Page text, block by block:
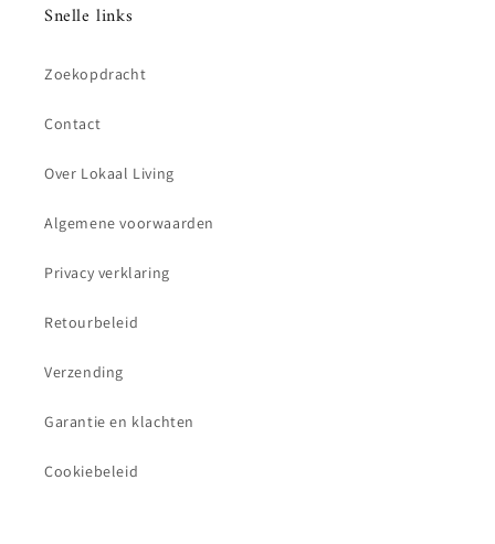
Snelle links
Zoekopdracht
Contact
Over Lokaal Living
Algemene voorwaarden
Privacy verklaring
Retourbeleid
Verzending
Garantie en klachten
Cookiebeleid